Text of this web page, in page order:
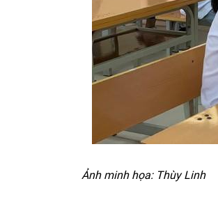
Ảnh minh họa: Thùy Linh